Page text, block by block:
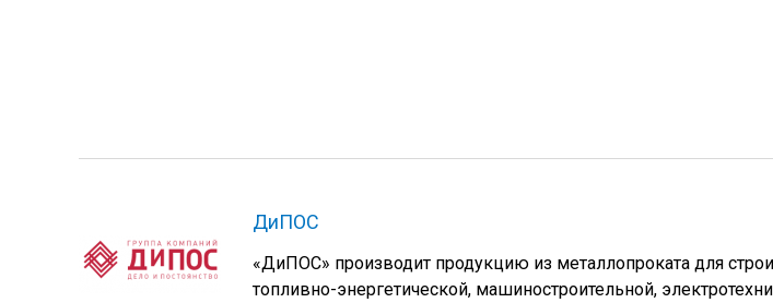
ДиПОС
«ДиПОС» производит продукцию из металлопроката для
топливно-энергетической, машиностроительной,